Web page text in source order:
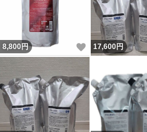
8,800 円 いいね！
17,600円